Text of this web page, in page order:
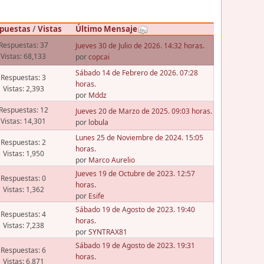
/Vistas
Último Mensaje
Respuestas: 37
Vistas: 68,133
Jueves 30 de Julio de 2026. 14:32 horas.
porcopcai
Respuestas: 3
Vistas: 2,393
Sábado 14 de Febrero de 2026. 07:28
horas.
por Mddz
Respuestas: 12
Vistas: 14,301
Jueves 20 de Marzo de 2025. 09:03 horas.
por lobula
Respuestas: 2
Vistas: 1,950
Lunes 25 de Noviembre de 2024. 15:05
horas.
por Marco Aurelio
Respuestas: 0
Vistas: 1,362
Jueves 19 de Octubre de 2023. 12:57
horas.
por Esife
Respuestas: 4
Vistas: 7,238
Sábado 19 de Agosto de 2023. 19:40
horas.
porSYNTRAX81
Respuestas: 6
Vistas: 6,871
Sábado 19 de Agosto de 2023. 19:31
horas.